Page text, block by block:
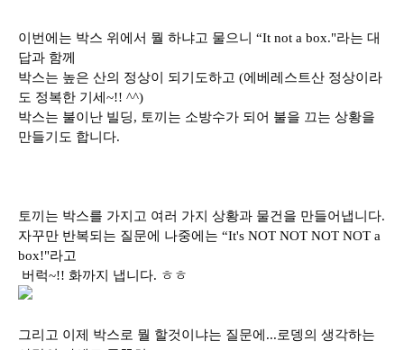
이번에는 박스 위에서 뭘 하냐고 물으니 “It not a box."라는 대
답과 함께
박스는 높은 산의 정상이 되기도하고 (에베레스트산 정상이라
도 정복한 기세~!! ^^)
박스는 불이난 빌딩, 토끼는 소방수가 되어 불을 끄는 상황을
만들기도 합니다.
토끼는 박스를 가지고 여러 가지 상황과 물건을 만들어냅니다.
자꾸만 반복되는 질문에 나중에는 “It's NOT NOT NOT NOT a
box!"라고
버럭~!! 화까지 냅니다. ㅎㅎ
그리고 이제 박스로 뭘 할것이냐는 질문에...로뎅의 생각하는